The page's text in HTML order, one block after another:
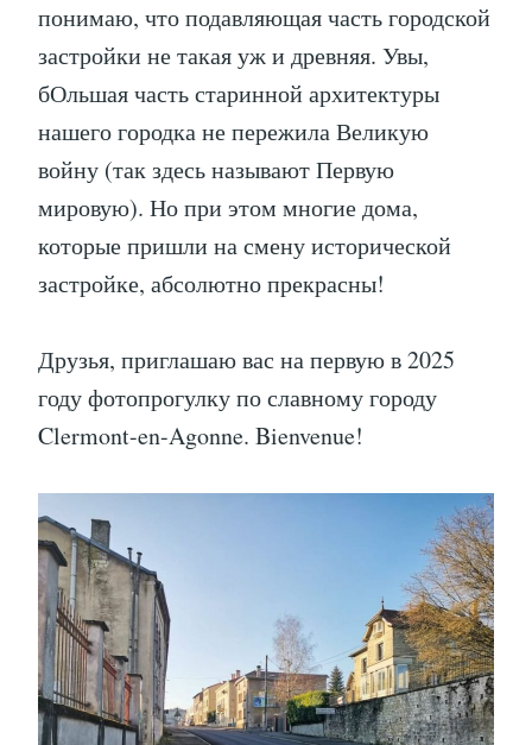
понимаю, что подавляющая часть городской
застройки не такая уж и древняя. Увы,
бОльшая часть старинной архитектуры
нашего городка не пережила Великую
войну (так здесь называют Первую
мировую). Но при этом многие дома,
которые пришли на смену исторической
застройке, абсолютно прекрасны!
Друзья, приглашаю вас на первую в 2025
году фотопрогулку по славному городу
Clermont-en-Agonne. Bienvenue!